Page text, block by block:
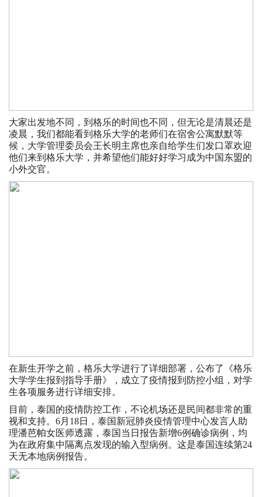
大家出发地不同，到格乐的时间也不同，但无论是清晨还是
凌晨，我们都能看到格乐大学的老师们在宿舍公寓默默等
候，大学管理委员会王长明主席也亲自给学生们发口罩欢迎
他们来到格乐大学，并希望他们能好好学习成为中国东盟的
小外交官。
在新生开学之前，格乐大学进行了详细部署，公布了《格乐
大学学生报到指导手册》，成立了疫情报到防控小组，对学
生各项服务进行详细安排。
目前，泰国的疫情防控工作，不论机场还是民间都非常的重
视和支持。6月18日，泰国新冠肺炎疫情管理中心发言人助
理潘芭帕女医师透露，泰国当日报告新增6例确诊病例，均
为在政府集中隔离点发现的输入型病例。这是泰国连续第24
天无本地病例报告。